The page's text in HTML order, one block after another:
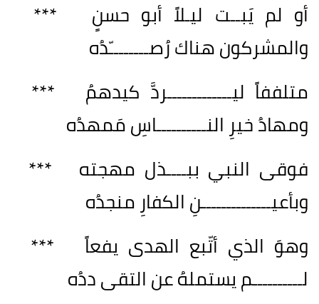
أو لم يَبــت ليـلاً أبو حسنٍ ***
والمشركون هناك رُصــــــــّدُه
متلففاً ليـــــــــــــردَّ كيدهمُ ***
ومهادُ خيرِ النــــــــــاسِ مَمهدُه
فوقى النبي ببــــذل مهجته ***
وبأعيــــــــــــــنِ الكفارِ منجدُه
وهوَ الذي أتّبع الهدى يفعاً ***
لــــــــــم يستملهُ عن التقى ددُه